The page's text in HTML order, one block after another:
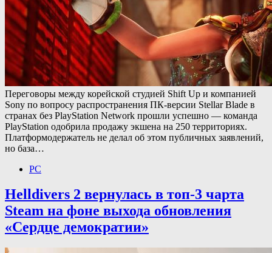
Переговоры между корейской студией Shift Up и компанией
Sony по вопросу распространения ПК-версии Stellar Blade в
странах без PlayStation Network прошли успешно — команда
PlayStation одобрила продажу экшена на 250 территориях.
Платформодержатель не делал об этом публичных заявлений,
но база…
PC
Helldivers 2 вернулась в топ-3 чарта
Steam на фоне выхода обновления
«Сердце демократии»